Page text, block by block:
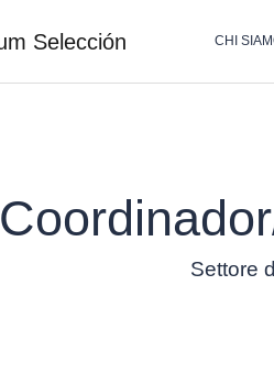
CHI
Settore